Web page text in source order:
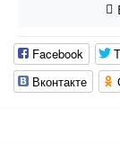
Facebook
Вконтакте